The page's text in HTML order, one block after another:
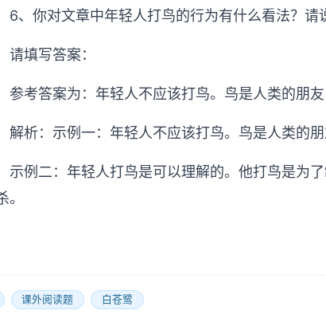
6、你对文章中年轻人打鸟的行为有什么看法？请
请填写答案：
参考答案为：年轻人不应该打鸟。鸟是人类的朋
解析：示例一：年轻人不应该打鸟。鸟是人类的
示例二：年轻人打鸟是可以理解的。他打鸟是为
。
课外阅读题 白苍鹭